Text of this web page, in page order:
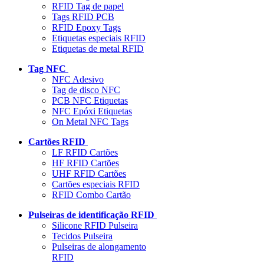
RFID Tag de papel
Tags RFID PCB
RFID Epoxy Tags
Etiquetas especiais RFID
Etiquetas de metal RFID
Tag NFC
NFC Adesivo
Tag de disco NFC
PCB NFC Etiquetas
NFC Epóxi Etiquetas
On Metal NFC Tags
Cartões RFID
LF RFID Cartões
HF RFID Cartões
UHF RFID Cartões
Cartões especiais RFID
RFID Combo Cartão
Pulseiras de identificação RFID
Silicone RFID Pulseira
Tecidos Pulseira
Pulseiras de alongamento
RFID